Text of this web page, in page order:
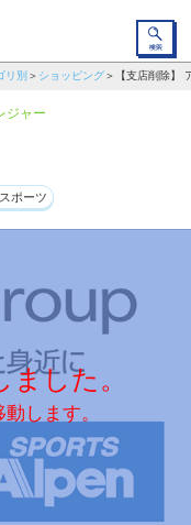
リ別 ショッピング 【支店削除】
ジャー
ポーツ
した。
します。